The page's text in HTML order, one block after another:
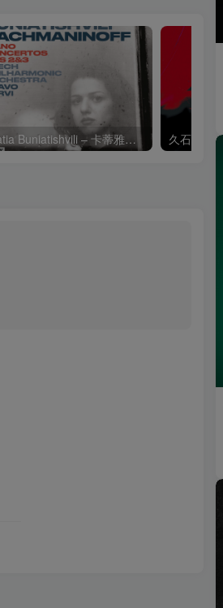
Khatia Buniatishvili – 卡蒂雅拉赫玛尼诺夫：第二、三钢琴协奏曲